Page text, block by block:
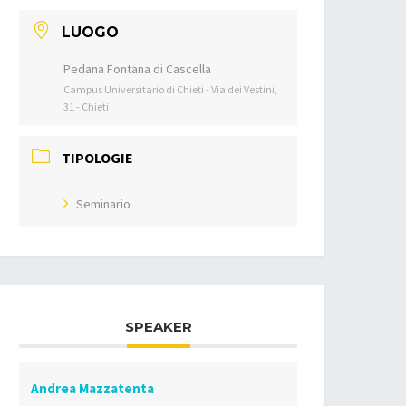
LUOGO
Pedana Fontana di Cascella
Campus Universitario di Chieti - Via dei Vestini,
31 - Chieti
TIPOLOGIE
Seminario
SPEAKER
Andrea Mazzatenta